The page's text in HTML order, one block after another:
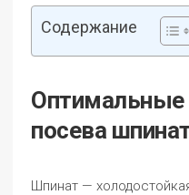
Содержание
Оптимальные
посева
Шпинат —